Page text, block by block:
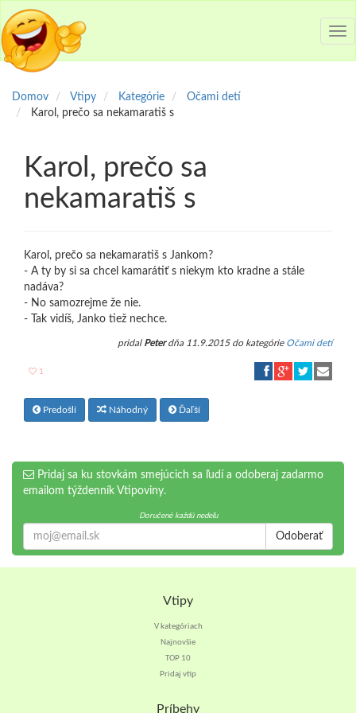
Domov Vtipy Kategórie
Očami detí
Karol, prečo sa nekamaratiš s
Karol, prečo sa
nekamaratiš s
Karol, prečo sa nekamaratiš s Jankom?
- A ty by si sa chcel kamarátiť s niekym kto kradne a stále
nadáva?
- No samozrejme že nie.
- Tak vidíš, Janko tiež nechce.
pridal Peterdňa 11.9.2015 do kategórie Očami detí
1
Predošlí Náhodný Ďaľší
Pridaj sa ku stovkám smejúcich sa ľudí a odoberaj zadarmo
emailom týždenník Vtipoviny.
Doručené každú nedeľu
Odoberať
Vtipy
V kategóriach
Najnovšie
TOP 10
Pridaj vtip
Príbehy